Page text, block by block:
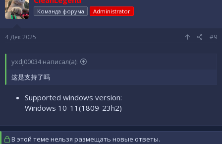
Команда форума Administrator
4 Дек 2025 #9
yxdj00034 написал(а):
这是支持了吗
Supported windows version:
Windows 10-11(1809-23h2)
В этой теме нельзя размещать новые ответы.